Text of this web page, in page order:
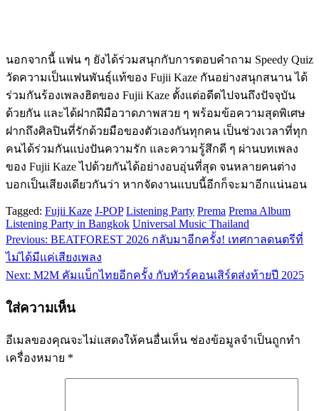
นอกจากนี้ แฟน ๆ ยังได้ร่วมสนุกกับการตอบคำถาม Speedy Quiz
วัดความเป็นแฟนพันธุ์แท้ของ Fujii Kaze กันอย่างสนุกสนาน ได้
ร่วมกันร้องเพลงฮิตของ Fujii Kaze ตั้งแต่อดีตไปจนถึงปัจจุบัน
ด้วยกัน และได้ฝากฝีมือวาดภาพสวย ๆ พร้อมข้อความสุดพิเศษ
ฝากถึงศิลปินที่รักด้วยมือของตัวเองกันทุกคน เป็นช่วงเวลาที่ทุก
คนได้ร่วมกันแบ่งปันความรัก และความรู้สึกดี ๆ ผ่านบทเพลง
ของ Fujii Kaze ไปด้วยกันได้อย่างอบอุ่นที่สุด จนหลายคนต่าง
บอกเป็นเสียงเดียวกันว่า หากจัดงานแบบนี้อีกก็จะมาอีกแน่นอน
Tagged: Fujii Kaze J-POP Listening Party Prema Prema Album
Listening Party in Bangkok Universal Music Thailand
แนะแนว
เรื่อง
Previous: BEATFOREST 2026 กลับมาอีกครั้ง! เทศกาลดนตรีที่
ไม่ได้มีแค่เสียงเพลง
Next: M2M คัมแบ็กไทยอีกครั้ง กับทัวร์คอนเสิร์ตส่งท้ายปี 2025
ใส่ความเห็น
อีเมลของคุณจะไม่แสดงให้คนอื่นเห็น ช่องข้อมูลจำเป็นถูกทำ
เครื่องหมาย *